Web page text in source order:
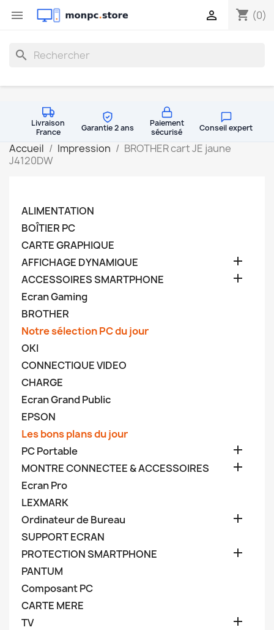
 shopping_cart (0)

search
Livraison
France
Garantie 2 ans
Paiement
sécurisé
Conseil expert
Accueil Impression
BROTHER cart JE jaune
J4120DW
ALIMENTATION
BOÎTIER PC
CARTE GRAPHIQUE
AFFICHAGE DYNAMIQUE

ACCESSOIRES SMARTPHONE 
Ecran Gaming
BROTHER
Notre sélection PC du jour
OKI
CONNECTIQUE VIDEO
CHARGE
Ecran Grand Public
EPSON
Les bons plans du jour
PC Portable

MONTRE CONNECTEE & ACCESSOIRES 
Ecran Pro
LEXMARK
Ordinateur de Bureau

SUPPORT ECRAN
PROTECTION SMARTPHONE

PANTUM
Composant PC
CARTE MERE
TV
